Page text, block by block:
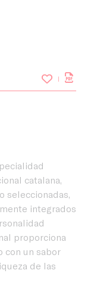
catalana,
seleccionadas,
integrados
proporciona
con un sabor
de las